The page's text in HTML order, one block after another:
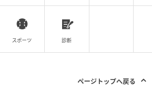
次の記事
ムジュンに中毒者続出 【韓
の記事をもっとみる
スポーツ 診断
ページトップへ戻る